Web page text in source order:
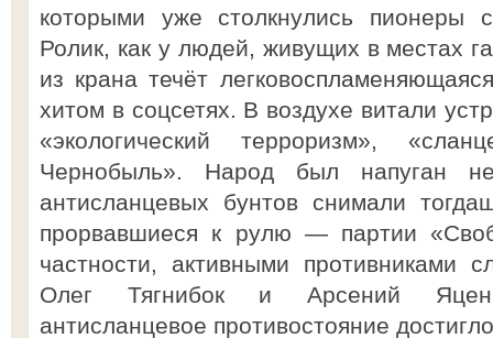
которыми уже столкнулись
Ролик, как у людей, живущих в местах
из крана течёт
хитом в соцсетях. В воздухе витали
«экологический терроризм»,
Чернобыль». Народ был напуган
антисланцевых бунтов снимали
прорвавшиеся к рулю — партии
частности, активными противниками
Олег Тягнибок и Арсений
антисланцевое противостояние